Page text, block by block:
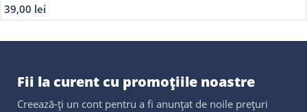
39,00 lei
Fii la curent cu promoțiile noastre
Creează-ți un cont pentru a fi anunțat de noile prețuri